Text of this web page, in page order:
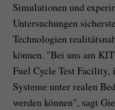
Simulationen und
Untersuchungen
Technologien
können. "Bei uns am
Fuel Cycle Test Facility,
Systeme unter realen
werden können", sagt